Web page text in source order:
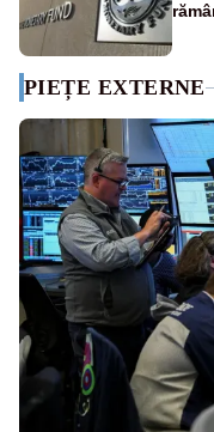
PIEȚE EXTERNE